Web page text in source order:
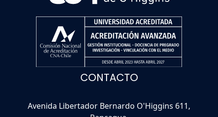
CONTACTO
Avenida Libertador Bernardo O'Higgins 611,